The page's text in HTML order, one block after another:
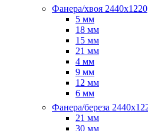
Фанера/хвоя
5 мм
18 мм
15 мм
21 мм
4 мм
9 мм
12 мм
6 мм
Фанера/береза
21 мм
30 мм